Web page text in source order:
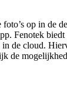
foto’s op in de
Fenotek
de cloud.
de